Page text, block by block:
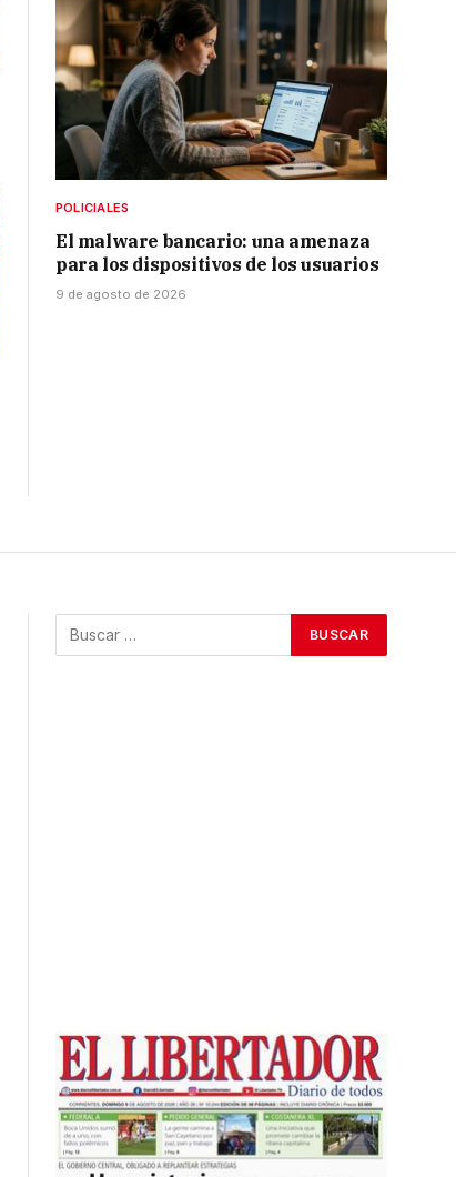
POLICIALES
El malware bancario: una amenaza
para los dispositivos de los usuarios
9 de agosto de 2026